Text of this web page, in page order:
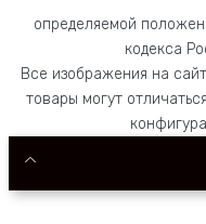
определяемой
кодекса
Все изображения на
товары могут